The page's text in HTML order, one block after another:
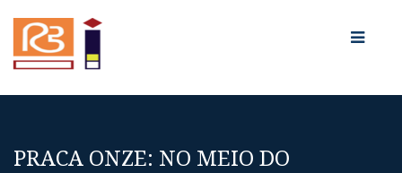
PRACA ONZE: NO MEIO DO